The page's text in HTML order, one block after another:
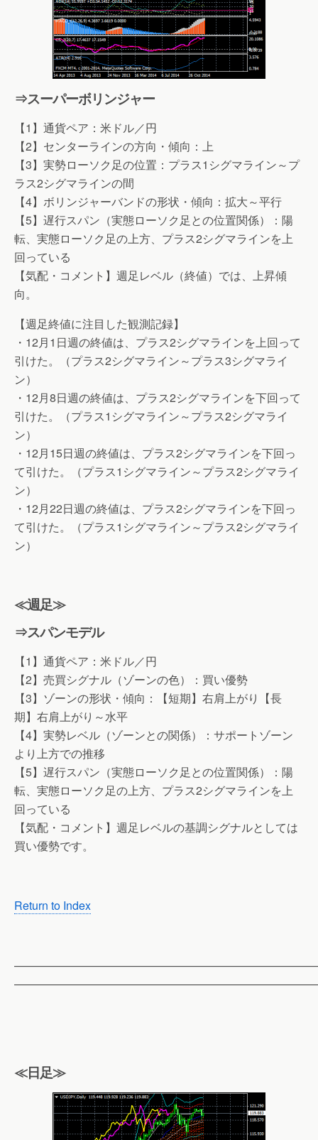
⇒スーパーボリンジャー
【1】通貨ペア：米ドル／円
【2】センターラインの方向・傾向：上
【3】実勢ローソク足の位置：プラス1シグマライン～プ
ラス2シグマラインの間
【4】ボリンジャーバンドの形状・傾向：拡大～平行
【5】遅行スパン（実態ローソク足との位置関係）：陽
転、実態ローソク足の上方、プラス2シグマラインを上
回っている
【気配・コメント】週足レベル（終値）では、上昇傾
向。
【週足終値に注目した観測記録】
・12月1日週の終値は、プラス2シグマラインを上回って
引けた。（プラス2シグマライン～プラス3シグマライ
ン）
・12月8日週の終値は、プラス2シグマラインを下回って
引けた。（プラス1シグマライン～プラス2シグマライ
ン）
・12月15日週の終値は、プラス2シグマラインを下回っ
て引けた。（プラス1シグマライン～プラス2シグマライ
ン）
・12月22日週の終値は、プラス2シグマラインを下回っ
て引けた。（プラス1シグマライン～プラス2シグマライ
ン）
≪週足≫
⇒スパンモデル
【1】通貨ペア：米ドル／円
【2】売買シグナル（ゾーンの色）：買い優勢
【3】ゾーンの形状・傾向：【短期】右肩上がり【長
期】右肩上がり～水平
【4】実勢レベル（ゾーンとの関係）：サポートゾーン
より上方での推移
【5】遅行スパン（実態ローソク足との位置関係）：陽
転、実態ローソク足の上方、プラス2シグマラインを上
回っている
【気配・コメント】週足レベルの基調シグナルとしては
買い優勢です。
Return to Index
≪日足≫